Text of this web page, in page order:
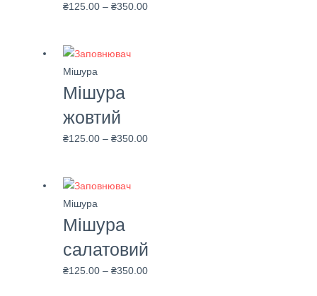
₴125.00 –₴350.00
Мішура
Мішура
жовтий
₴125.00 –₴350.00
Мішура
Мішура
салатовий
₴125.00 –₴350.00